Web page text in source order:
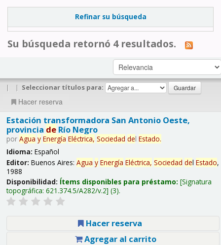
Refinar su búsqueda
Su búsqueda retornó 4 resultados.
| | Seleccionar títulos para:
Hacer reserva
Estación transformadora San Antonio Oeste,
provincia deRío Negro
por Agua y Energía Eléctrica, Sociedad del Estado.
Idioma: Español
Editor: Buenos Aires: Agua y Energía Eléctrica, Sociedad del Estado,
1988
Disponibilidad: Ítems disponibles para préstamo: Signatura
topográfica: 621.374.5/A282/v.2 (3).
Hacer reserva
Agregar al carrito